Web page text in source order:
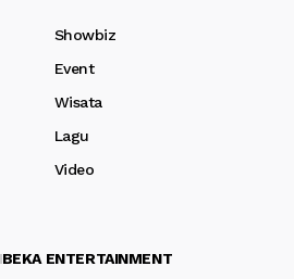
Showbiz
Event
Wisata
Lagu
Video
BEKA ENTERTAINMENT